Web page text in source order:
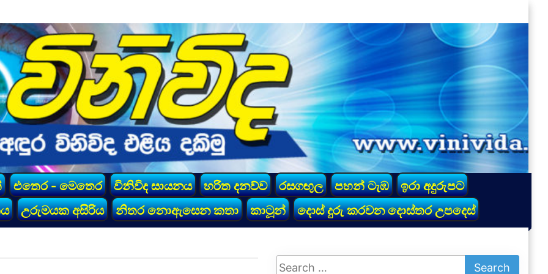
එතෙර - මෙතෙර විනිවිද සායනය හරිත දනව්ව රසගඟුල පහන් ටැඹ
ඉරා අදුරුපට
උරුමයක අසිරිය නිතර නොඇසෙන කතා කාටූන් දොස් දුරු කරවන දොස්තර උපදෙස්